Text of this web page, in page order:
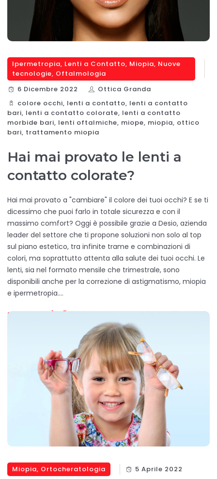
Ipermetropia, Lenti a Contatto, Miopia, Nuove
tecnologie, Oftalmologia
6 Dicembre 2022
Ottica Granda
colore occhi, lenti a contatto, lenti a contatto
bari, lenti a contatto colorate, lenti a contatto
morbide bari, lenti oftalmiche, miope, miopia, ottico
bari, trattamento miopia
Hai mai provato le lenti a
contatto colorate?
Hai mai provato a "cambiare" il colore dei tuoi occhi? E se ti
dicessimo che puoi farlo in totale sicurezza e con il
massimo comfort? Oggi è possibile grazie a Desio, azienda
leader del settore che ti propone soluzioni non solo al top
sul piano estetico, tra infinite trame e combinazioni di
colori, ma soprattutto attenta alla salute dei tuoi occhi. Le
lenti, sia nel formato mensile che trimestrale, sono
disponibili anche per la correzione di astigmatismo, miopia
e ipermetropia.…
SCOPRI DI PIÙ
Miopia, Ortocheratologia
5 Aprile 2022